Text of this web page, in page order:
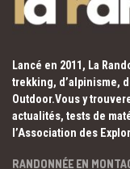
Lancé en 2011, La
trekking, d’alpinisme,
Outdoor.Vous y
actualités, tests de
l’Association des
RANDONNÉE EN